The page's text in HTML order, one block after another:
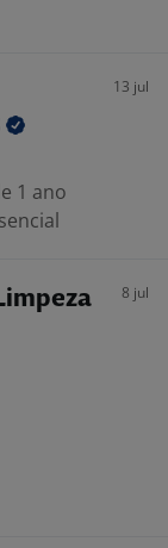
13 jul
1 ano
8 jul